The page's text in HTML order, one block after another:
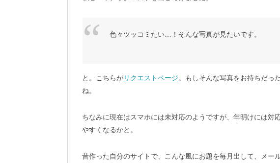
色々ツッコミたい…！そんな写真が見たいです。
と。こちらがリクエストページ。もしそんな写真をお持ちだっ
ね。
ちなみに現在はスマホには未対応のようですが、年明けには対
やすくなるかと。
昔作った自分のサイトで、こんな風にお題を毎月出して、メー